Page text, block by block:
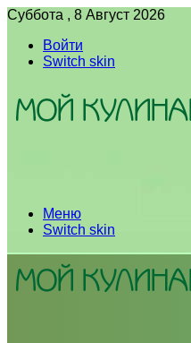
Суббота , 8 Август 2026
Войти
Switch skin
Меню
Switch skin